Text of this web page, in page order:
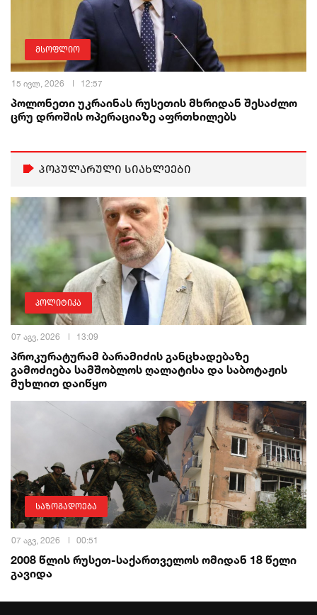
მსოფლიო
15 ივლ, 2026 12:57
პოლონეთი უკრაინას რუსეთის მხრიდან შესაძლო
ცრუ დროშის ოპერაციაზე აფრთხილებს
პოპულარული სიახლეები
პოლიტიკა
07 აგვ, 2026 13:09
პროკურატურამ ბარამიძის განცხადებაზე
გამოძიება სამშობლოს ღალატისა და საბოტაჟის
მუხლით დაიწყო
საზოგადოება
07 აგვ, 2026 00:51
2008 წლის რუსეთ-საქართველოს ომიდან 18 წელი
გავიდა